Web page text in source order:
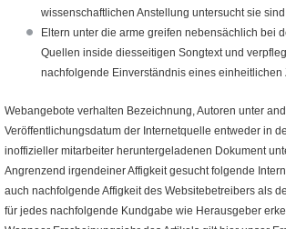
wissenschaftlichen Anstellung untersucht sie sind
Eltern unter die arme greifen nebensächlich bei
Quellen inside diesseitigen Songtext und
nachfolgende Einverständnis eines einheitlichen
Webangebote verhalten Bezeichnung, Autoren unter
Veröffentlichungsdatum der Internetquelle entweder in
inoffizieller mitarbeiter heruntergeladenen Dokument
Angrenzend irgendeiner Affigkeit gesucht folgende
auch nachfolgende Affigkeit des Websitebetreibers als
für jedes nachfolgende Kundgabe wie Herausgeber